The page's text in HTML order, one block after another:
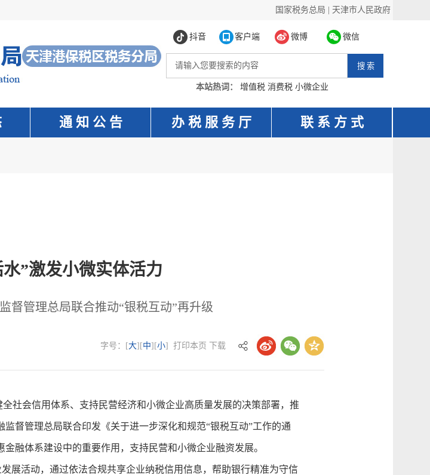
国家税务总局 天津市人民政府
抖音 客户端 微博 微信
本站热词： 增值税 消费税 小微企业
通 知 公 告 办 税 服 务 厅 联 系 方 式
”激发小微实体活力
管理总局联合推动“银税互动”再升级
字号：[大][中][小] 打印本页 下载
会信用体系、支持民营经济和小微企业高质量发展的决策部署，推
督管理总局联合印发《关于进一步深化和规范“银税互动”工作的通
融体系建设中的重要作用，支持民营和小微企业融资发展。
活动，通过依法合规共享企业纳税信用信息，帮助银行精准为守信